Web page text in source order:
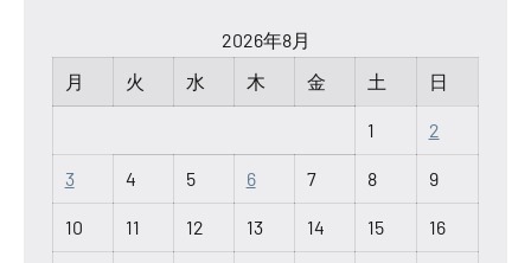
2026年8月
月
火 水 木 金 土 日
1 2
3 4 5 6 7 8 9
10 11 12 13 14 15 16